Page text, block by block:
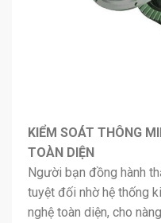
KIỂM SOÁT THÔNG
TOÀN DIỆN
Người bạn đồng hành
tuyệt đối nhờ hệ thống
nghệ toàn diện, cho